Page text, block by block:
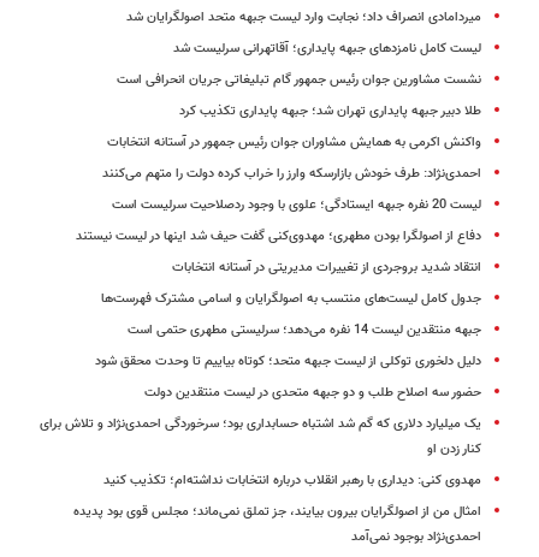
میردامادی انصراف داد؛ نجابت وارد لیست جبهه متحد اصولگرایان شد
لیست کامل نامزدهای جبهه پایداری؛ آقاتهرانی سرلیست شد
نشست مشاورین جوان رئیس جمهور گام تبلیغاتی جریان انحرافی است
طلا دبیر جبهه پایداری تهران شد؛ جبهه پایداری تکذیب کرد
واکنش اکرمی به همایش مشاوران جوان رئیس جمهور در آستانه انتخابات
احمدی‌نژاد: طرف خودش بازارسکه وارز را خراب کرده دولت را متهم می‌کنند
لیست 20 نفره جبهه ایستادگی؛ علوی با وجود ردصلاحیت سرلیست است
دفاع از اصولگرا بودن مطهری؛ مهدوی‌کنی گفت حیف شد اینها در لیست نیستند
انتقاد شدید بروجردی از تغییرات مدیریتی در آستانه انتخابات
جدول کامل لیست‌های منتسب به اصولگرایان و اسامی مشترک فهرست‌ها
جبهه منتقدین لیست 14 نفره می‌دهد؛ سرلیستی مطهری حتمی است
دلیل دلخوری توکلی از لیست جبهه متحد؛ کوتاه بیاییم تا وحدت محقق شود
حضور سه اصلاح طلب و دو جبهه متحدی در لیست منتقدین دولت
یک میلیارد دلاری که گم شد اشتباه حسابداری بود؛ سرخوردگی احمدی‌نژاد و تلاش برای
کنار زدن او
مهدوی کنی: دیداری با رهبر انقلاب درباره انتخابات نداشته‌ام؛ تکذیب کنید
امثال من از اصولگرایان بیرون بیایند، جز تملق نمی‌ماند؛ مجلس قوی بود پدیده‌
احمدی‌نژاد بوجود نمی‌آمد